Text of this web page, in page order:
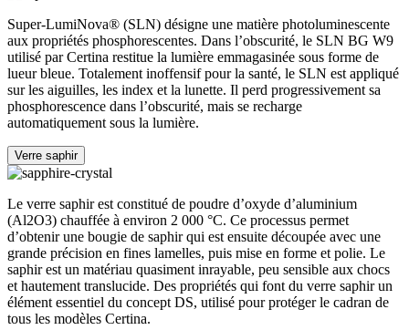
Super-LumiNova® (SLN) désigne une matière photoluminescente
aux propriétés phosphorescentes. Dans l’obscurité, le SLN BG W9
utilisé par Certina restitue la lumière emmagasinée sous forme de
lueur bleue. Totalement inoffensif pour la santé, le SLN est appliqué
sur les aiguilles, les index et la lunette. Il perd progressivement sa
phosphorescence dans l’obscurité, mais se recharge
automatiquement sous la lumière.
Verre saphir
Le verre saphir est constitué de poudre d’oxyde d’aluminium
(Al2O3) chauffée à environ 2 000 °C. Ce processus permet
d’obtenir une bougie de saphir qui est ensuite découpée avec une
grande précision en fines lamelles, puis mise en forme et polie. Le
saphir est un matériau quasiment inrayable, peu sensible aux chocs
et hautement translucide. Des propriétés qui font du verre saphir un
élément essentiel du concept DS, utilisé pour protéger le cadran de
tous les modèles Certina.